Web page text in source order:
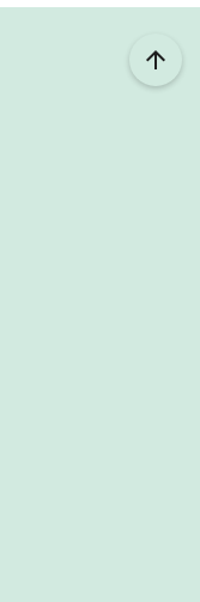
arrow_upward